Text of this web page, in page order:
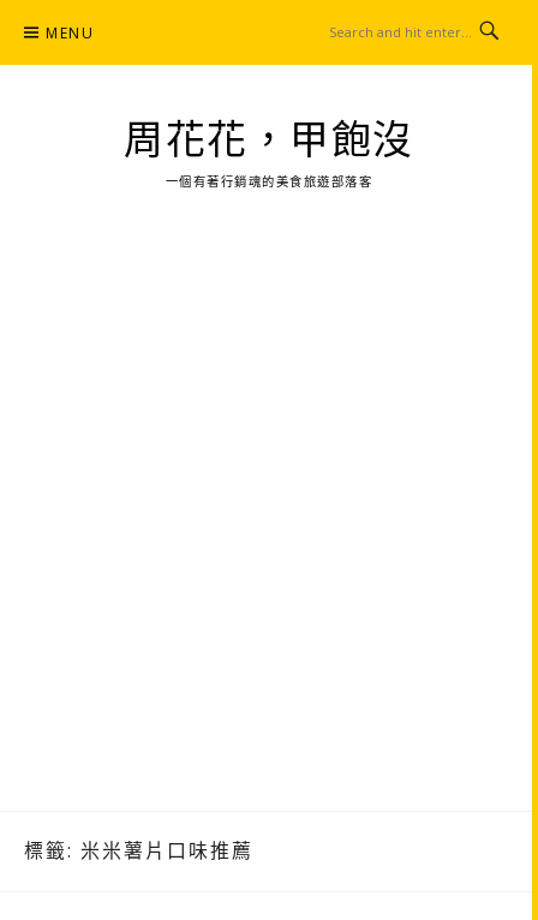
content
MENU
周花花，甲飽沒
一個有著行銷魂的美食旅遊部落客
標籤: 米米薯片口味推薦